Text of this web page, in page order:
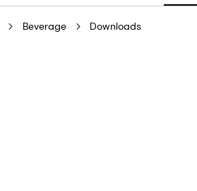
Beverage Downloads